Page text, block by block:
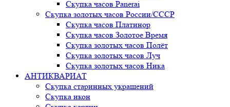
Скупка часов Panerai
Скупка золотых часов России/СССР
Скупка часов Платинор
Скупка часов Золотое Время
Скупка золотых часов Полёт
Скупка золотых часов Луч
Скупка золотых часов Ника
АНТИКВАРИАТ
Скупка старинных украшений
Скупка икон